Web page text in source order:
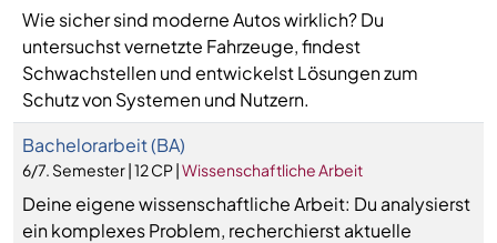
Wie sicher sind moderne Autos wirklich? Du
untersuchst vernetzte Fahrzeuge, findest
Schwachstellen und entwickelst Lösungen zum
Schutz von Systemen und Nutzern.
Bachelorarbeit (BA)
6/7. Semester | 12 CP |Wissenschaftliche Arbeit
Deine eigene wissenschaftliche Arbeit: Du analysierst
ein komplexes Problem, recherchierst aktuelle